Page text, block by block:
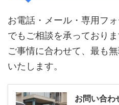
お電話・メール・専用フ
でもご相談を承っておりま
ご事情に合わせて、最も
いたします。
お問い合わ